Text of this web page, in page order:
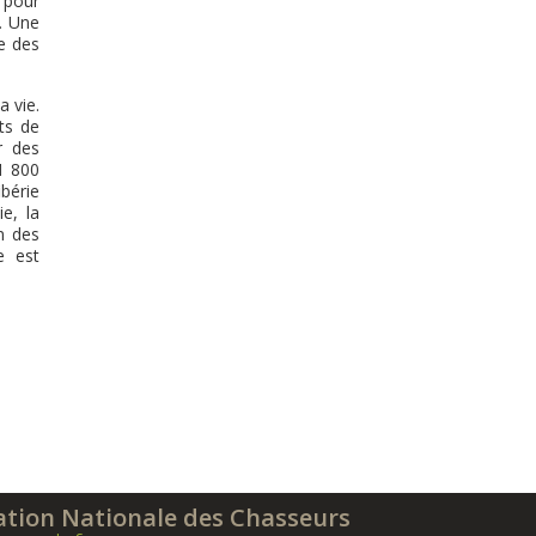
Une
des
vie.
de
des
800
la
des
est
Nationale des Chasseurs